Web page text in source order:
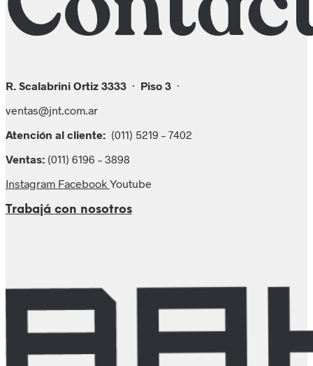
R. Scalabrini Ortiz 3333 · Piso 3 ·
ventas@jnt.com.ar
Atención al cliente: (011) 5219 – 7402
Ventas: (011) 6196 – 3898
Instagram Facebook Youtube
Trabajá con nosotros